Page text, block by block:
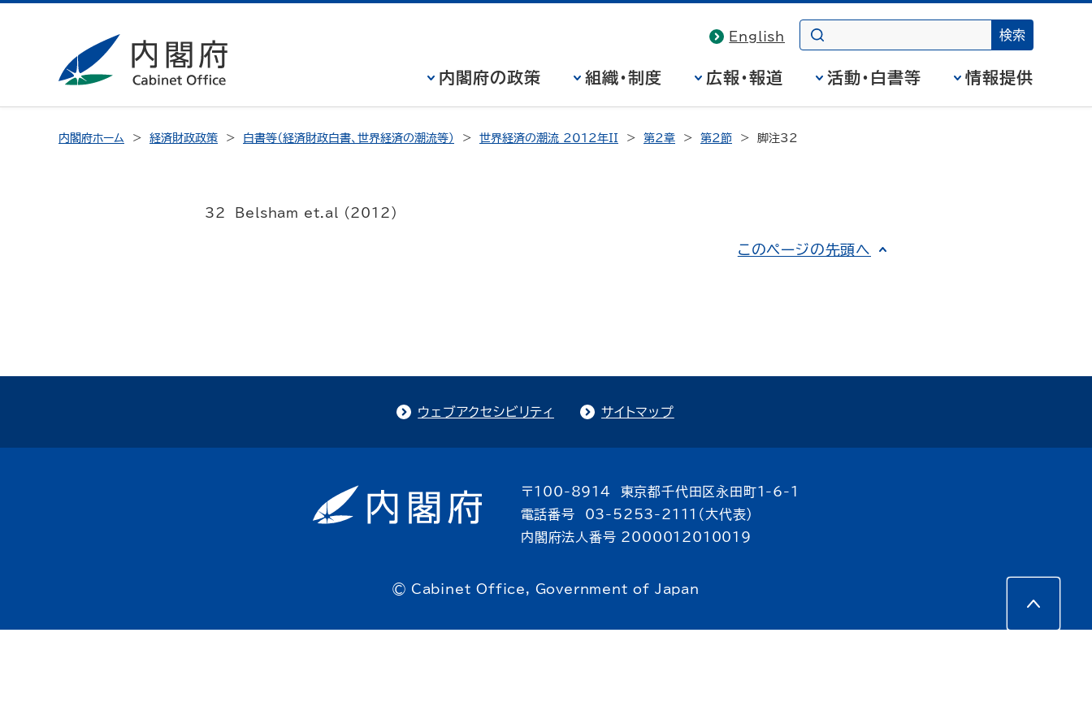
English
内閣府の政策 組織・制度 広報・報道 活動・白書等 情報提供
内閣府ホーム 経済財政政策 白書等（経済財政白書、世界経済の潮流等） 世界経済の潮流 2012年II 第2章 第2節 脚注32
32 Belsham et.al (2012)
このページの先頭へ
ウェブアクセシビリティ サイトマップ
〒100-8914 東京都千代田区永田町1-6-1
電話番号 03-5253-2111（大代表）
内閣府法人番号 2000012010019
© Cabinet Office, Government of Japan